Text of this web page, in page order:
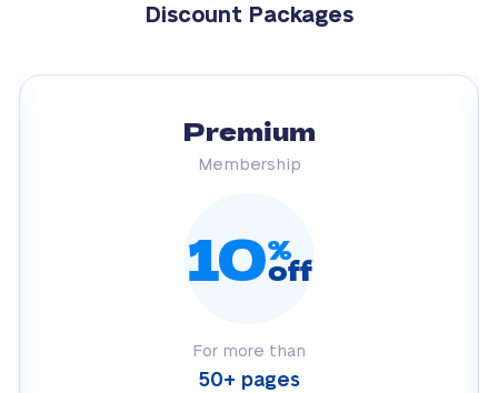
Discount Packages
Premium
Membership
10%
off
For more than
50+ pages